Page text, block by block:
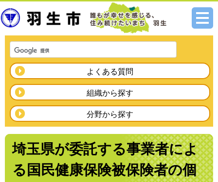
メニ
よくある質問
組織から探す
分野から探す
埼玉県が委託する事業者によ
る国民健康保険被保険者の個